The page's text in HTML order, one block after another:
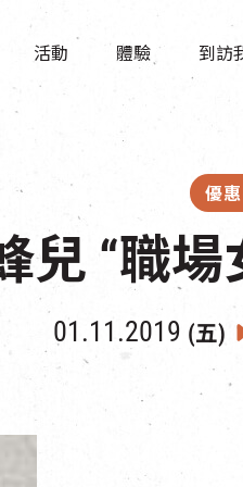
活動
所有活動
世界之約
體驗
走進南豐紗廠
CHAT六廠
到訪
開放時
穿梭巴
優
兒 “職
01.11.2019 (五)